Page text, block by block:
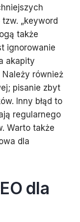
„keyword
także
ignorowanie
akapity
również
pisanie zbyt
Inny błąd to
regularnego
Warto także
dla
dla